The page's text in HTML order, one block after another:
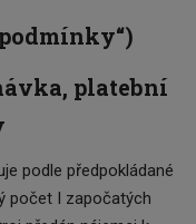
platební
podle předpokládané
počet I započatých